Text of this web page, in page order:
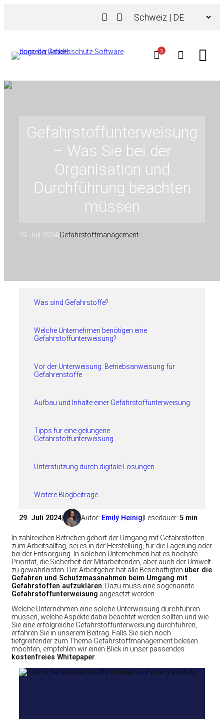
3
Gefahrstoffunterweisung
– Was Sie bei der
Organisation und
Durchführung beachten
müssen
29. Juli 2024|Gefahrstoffmanagement
Was sind Gefahrstoffe?
Welche Unternehmen benötigen eine
Gefahrstoffunterweisung?
Vor der Unterweisung: Betriebsanweisung für
Gefahrenstoffe
Aufbau und Inhalte einer Gefahrstoffunterweisung
Tipps für eine gelungene
Gefahrstoffunterweisung
Unterstützung durch digitale Lösungen
Weitere Blogbeiträge
29. Juli 2024 Autor: Emily Heinig Lesedauer: 5 min
In zahlreichen Betrieben gehört der Umgang mit Gefahrstoffen
zum Arbeitsalltag, sei es in der Herstellung, für die Lagerung oder
bei der Entsorgung. In solchen Unternehmen hat es höchste
Priorität, die Sicherheit der Mitarbeitenden, aber auch der Umwelt
zu gewährleisten. Der Arbeitgeber hat alle Beschäftigten über die
Gefahren und Schutzmassnahmen beim Umgang mit
Gefahrstoffen aufzuklären . Dazu muss eine sogenannte
Gefahrstoffunterweisung angesetzt werden.
Welche Unternehmen eine solche Unterweisung durchführen
müssen, welche Aspekte dabei beachtet werden sollten und wie
Sie eine erfolgreiche Gefahrstoffunterweisung durchführen,
erfahren Sie in unserem Beitrag. Falls Sie sich noch
tiefgreifender zum Thema Gefahrstoffmanagement belesen
möchten, empfehlen wir einen Blick in unser passendes
kostenfreies Whitepaper.